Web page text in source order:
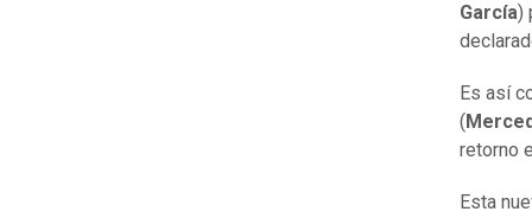
García)
Es así
(
retorno
Esta